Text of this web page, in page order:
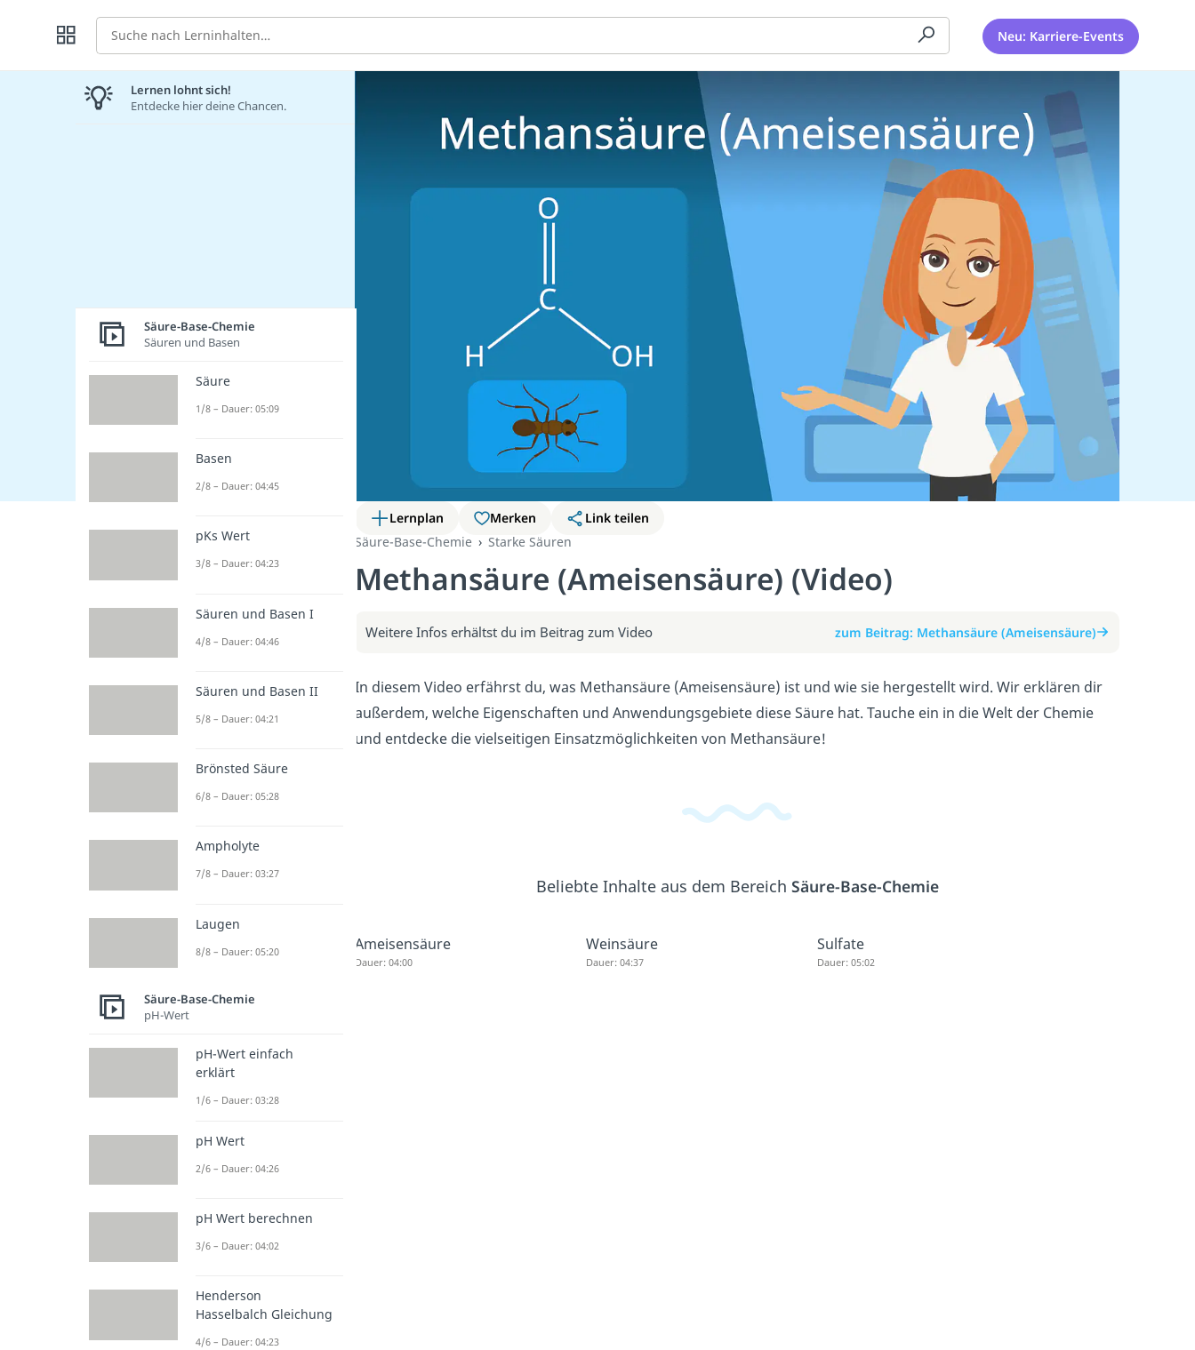
Suche Neu: Karriere-Events
Lernplan Merken
Link teilen
Säure-Base-Chemie
Starke Säuren
Methansäure (Ameisensäure) (Video)
Weitere Infos erhältst du im Beitrag zum Video zum Beitrag: Methansäure (Ameisensäure)
In diesem Video erfährst du, was Methansäure (Ameisensäure) ist und wie sie hergestellt wird. Wir erklären dir
außerdem, welche Eigenschaften und Anwendungsgebiete diese Säure hat. Tauche ein in die Welt der Chemie
und entdecke die vielseitigen Einsatzmöglichkeiten von Methansäure!
Beliebte Inhalte aus dem Bereich Säure-Base-Chemie
Ameisensäure
Dauer: 04:00
Weinsäure
Dauer: 04:37
Sulfate
Dauer: 05:02
Lernen lohnt sich!
Entdecke hier deine Chancen.
Säure-Base-Chemie
Säuren und Basen
Säure
1/8 – Dauer: 05:09
Basen
2/8 – Dauer: 04:45
pKs Wert
3/8 – Dauer: 04:23
Säuren und Basen I
4/8 – Dauer: 04:46
Säuren und Basen II
5/8 – Dauer: 04:21
Brönsted Säure
6/8 – Dauer: 05:28
Ampholyte
7/8 – Dauer: 03:27
Laugen
8/8 – Dauer: 05:20
Säure-Base-Chemie
pH-Wert
pH-Wert einfach
erklärt
1/6 – Dauer: 03:28
pH Wert
2/6 – Dauer: 04:26
pH Wert berechnen
3/6 – Dauer: 04:02
Henderson
Hasselbalch Gleichung
4/6 – Dauer: 04:23